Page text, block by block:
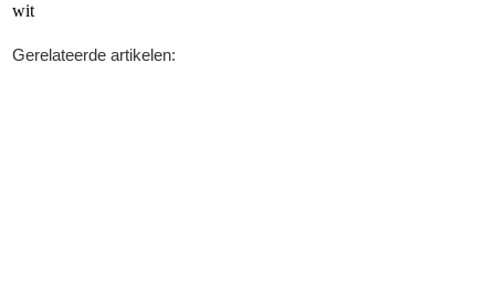
wit
Gerelateerde artikelen: